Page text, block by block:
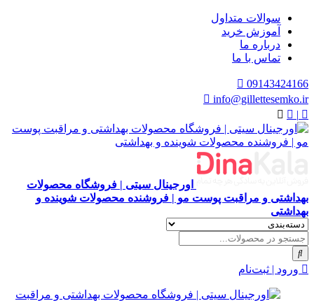
سوالات متداول
آموزش خرید
درباره ما
تماس با ما
09143424166
info@gillettesemko.ir
|
اورجینال سیتی | فروشگاه محصولات
بهداشتی و مراقبت پوست مو | فروشنده محصولات شوینده و
بهداشتی
ورود | ثبت‌نام